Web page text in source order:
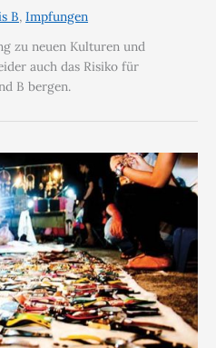
B, Impfungen
zu neuen Kulturen und
auch das Risiko für
B bergen.